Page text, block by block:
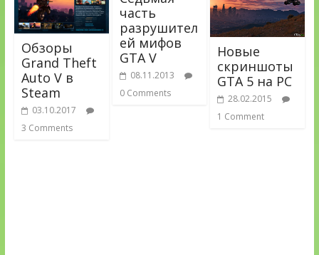
Обзоры
Grand Theft
Auto V в
Steam
03.10.2017
3 Comments
часть
разрушител
ей мифов
GTA V
08.11.2013
0 Comments
Новые
скриншоты
GTA 5 на PC
28.02.2015
1 Comment